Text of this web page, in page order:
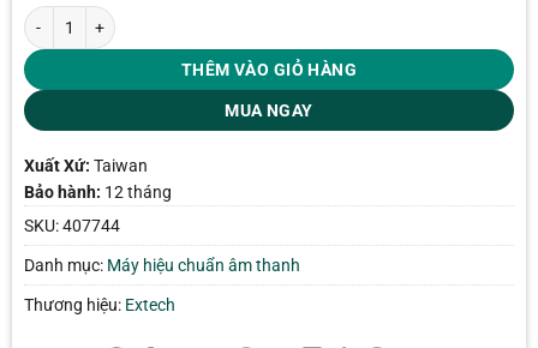
Máy hiệu chuẩn âm thanh Extech 407744 số lượng
THÊM VÀO GIỎ HÀNG
MUA NGAY
Xuất Xứ: Taiwan
Bảo hành: 12 tháng
SKU:407744
Danh mục: Máy hiệu chuẩn âm thanh
Thương hiệu: Extech